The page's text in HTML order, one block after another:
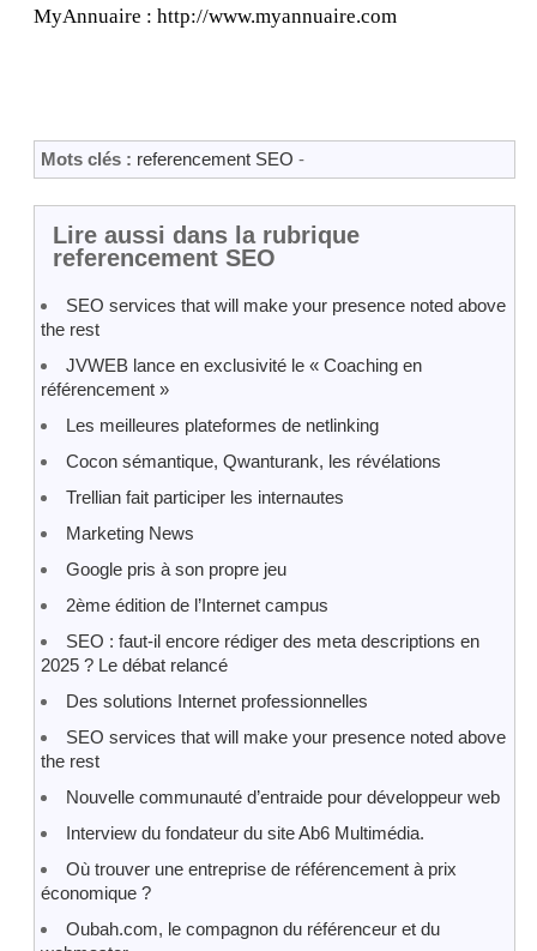
MyAnnuaire : http://www.myannuaire.com
Mots clés : referencement SEO -
Lire aussi dans la rubrique
referencement SEO
SEO services that will make your presence noted above
the rest
JVWEB lance en exclusivité le « Coaching en
référencement »
Les meilleures plateformes de netlinking
Cocon sémantique, Qwanturank, les révélations
Trellian fait participer les internautes
Marketing News
Google pris à son propre jeu
2ème édition de l’Internet campus
SEO : faut-il encore rédiger des meta descriptions en
2025 ? Le débat relancé
Des solutions Internet professionnelles
SEO services that will make your presence noted above
the rest
Nouvelle communauté d’entraide pour développeur web
Interview du fondateur du site Ab6 Multimédia.
Où trouver une entreprise de référencement à prix
économique ?
Oubah.com, le compagnon du référenceur et du